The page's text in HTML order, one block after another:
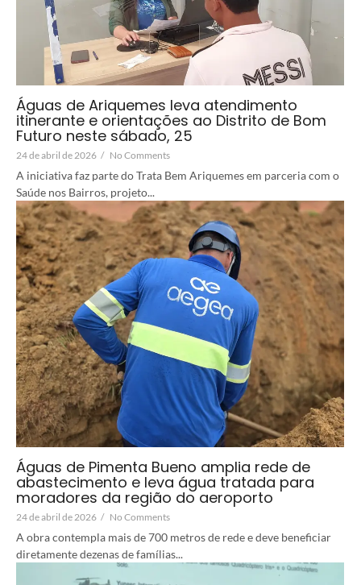
Águas de Ariquemes leva atendimento
itinerante e orientações ao Distrito de Bom
Futuro neste sábado, 25
24 de abril de 2026 / No Comments
A iniciativa faz parte do Trata Bem Ariquemes em parceria com o
Saúde nos Bairros, projeto...
Águas de Pimenta Bueno amplia rede de
abastecimento e leva água tratada para
moradores da região do aeroporto
24 de abril de 2026 / No Comments
A obra contempla mais de 700 metros de rede e deve beneficiar
diretamente dezenas de famílias...